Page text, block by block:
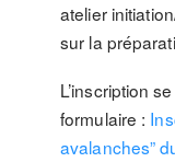
atelier
sur la
L’inscription
formulaire :
avalanches”